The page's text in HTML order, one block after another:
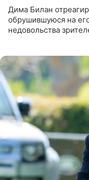
Дима Билан
обрушившуюся на
недовольства